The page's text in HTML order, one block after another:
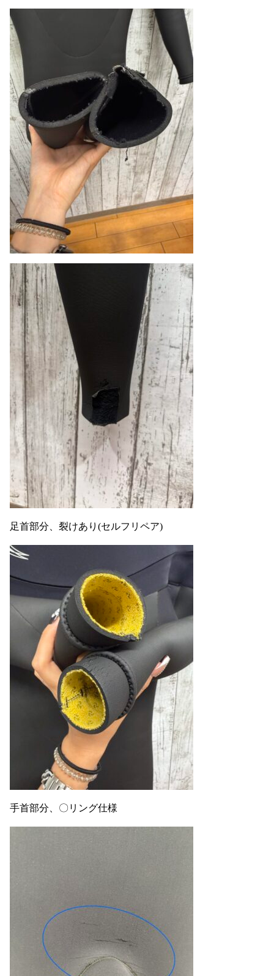
足首部分、裂けあり(セルフリペア)
手首部分、〇リング仕様